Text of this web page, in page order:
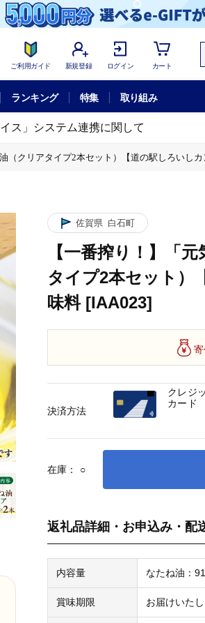
ご利用ガイド 新規登録 ログイン カート
ランキング 特集 取り組み
ス」システム連携に関して
（クリアタイプ2本セット）【道の駅しろいし
佐賀県 白石町
【一番搾り！】「
タイプ2本セット）
味料 [IAA023]
在庫： ○
返礼品詳細・お申込み・配
内容量 なたね油：
賞味期限 お届けいた
決済方法
クレジ
カード